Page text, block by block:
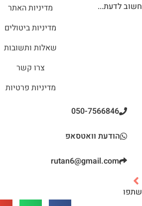
חשוב לדעת...
מדיניות האתר
מדיניות ביטולים
שאלות ותשובות
צרו קשר
מדיניות פרטיות
050-7566846
הודעת וואטסאפ
rutan6@gmail.com
שתפו